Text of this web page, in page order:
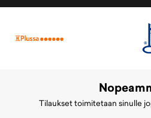
Tilaukset toimitetaan sinulle